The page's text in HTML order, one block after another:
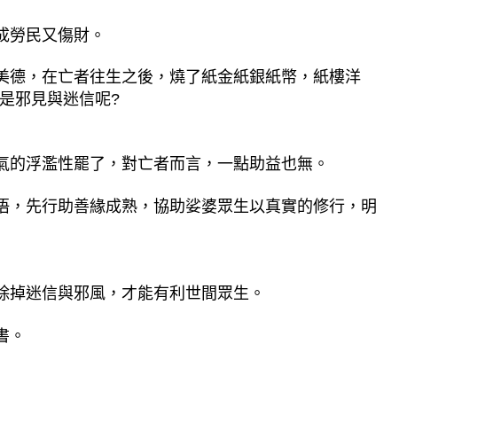
勞民又傷財。
，在亡者往生之後，燒了紙金紙銀紙幣，紙樓洋
邪見與迷信呢?
浮濫性罷了，對亡者而言，一點助益也無。
先行助善緣成熟，協助娑婆眾生以真實的修行，明
迷信與邪風，才能有利世間眾生。
。